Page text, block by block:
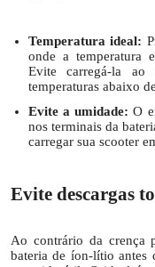
Temperatura ideal:
onde a temperatura
Evite carregá-la
temperaturas abaixo
Evite a umidade: O
nos terminais da
carregar sua scooter
Evite descargas
Ao contrário da crença
bateria de íon-lítio antes